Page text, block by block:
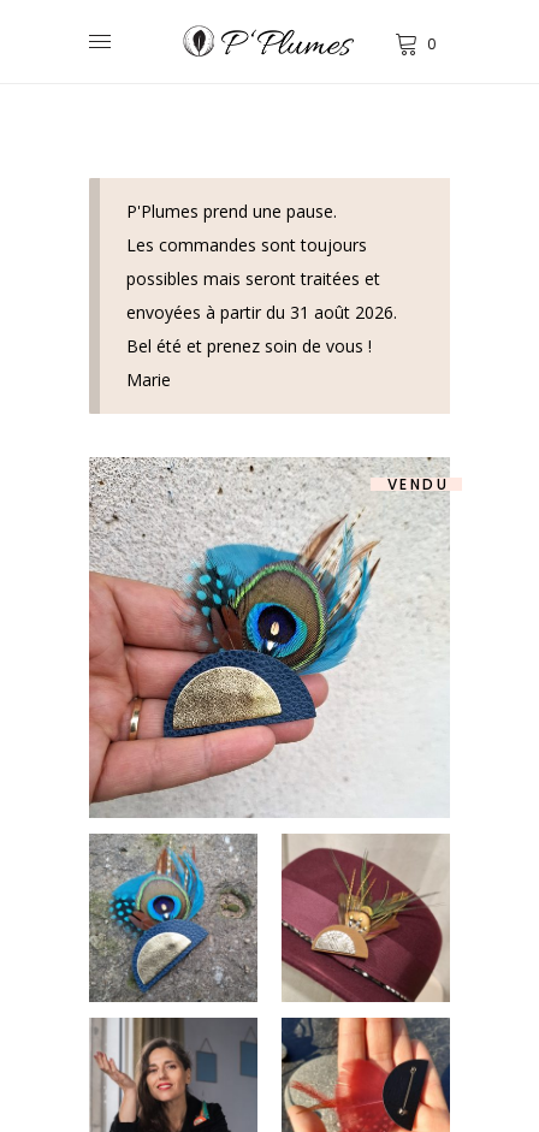
0
P'Plumes prend une pause.
Les commandes sont toujours
possibles mais seront traitées et
envoyées à partir du 31 août 2026.
Bel été et prenez soin de vous !
Marie
VENDU